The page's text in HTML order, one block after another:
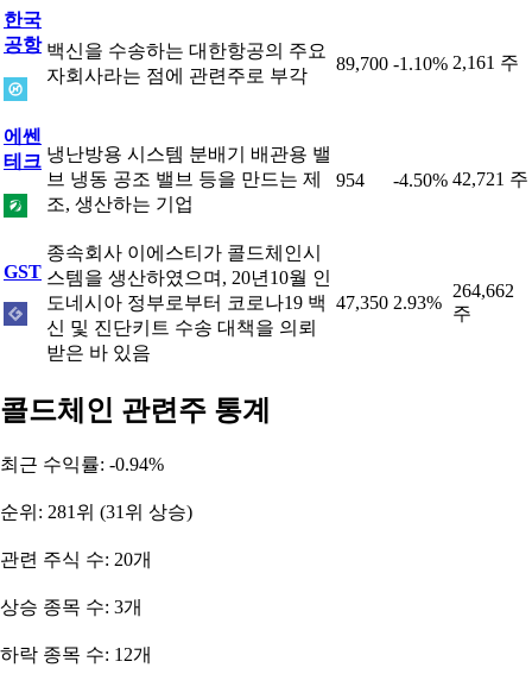
한국
공항 백신을 수송하는 대한항공의 주요
자회사라는 점에 관련주로 부각
89,700 -1.10% 2,161 주
에쎈
테크 냉난방용 시스템 분배기 배관용 밸
브 냉동 공조 밸브 등을 만드는 제
조, 생산하는 기업
954 -4.50% 42,721 주
GST
종속회사 이에스티가 콜드체인시
스템을 생산하였으며, 20년10월 인
도네시아 정부로부터 코로나19 백
신 및 진단키트 수송 대책을 의뢰
받은 바 있음
47,350 2.93%
264,662
주
콜드체인 관련주 통계
최근 수익률: -0.94%
순위: 281위 (31위 상승)
관련 주식 수: 20개
상승 종목 수: 3개
하락 종목 수: 12개